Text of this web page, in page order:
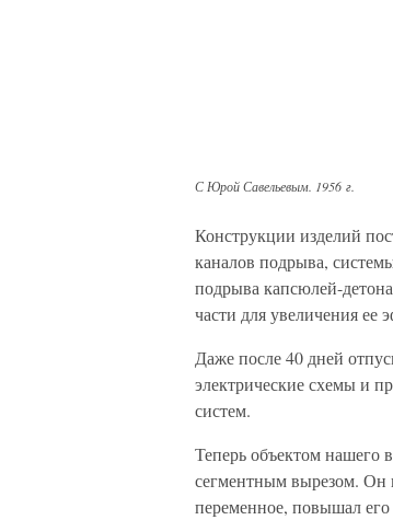
С Юрой Савельевым. 1956 г.
Конструкции изделий
каналов подрыва,
подрыва капсюлей-
части для увеличения ее
Даже после 40 дней
электрические схемы и
систем.
Теперь объектом нашего
сегментным вырезом. Он
переменное, повышал